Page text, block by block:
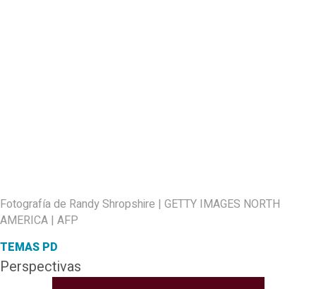
Fotografía de Randy Shropshire | GETTY IMAGES NORTH
AMERICA | AFP
TEMAS PD
Perspectivas